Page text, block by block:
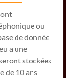
ou
de donnée
à une
stockées
de 10 ans